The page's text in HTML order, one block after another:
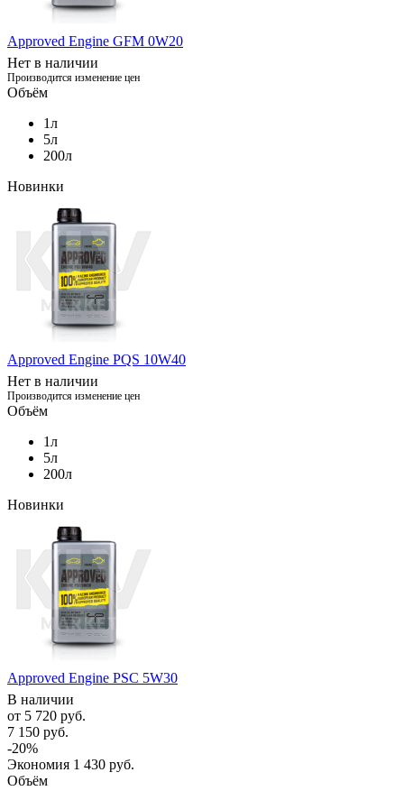
Approved Engine GFM 0W20
Нет в наличии
Производится изменение цен
Объём
1л
5л
200л
Новинки
Approved Engine PQS 10W40
Нет в наличии
Производится изменение цен
Объём
1л
5л
200л
Новинки
Approved Engine PSC 5W30
В наличии
от 5 720 руб.
7 150 руб.
-20%
Экономия 1 430 руб.
Объём